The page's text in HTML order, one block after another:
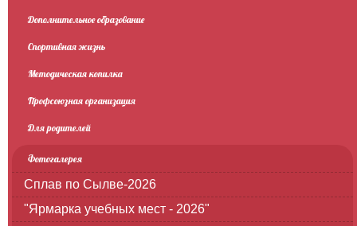
Дополнительное образование
Спортивная жизнь
Методическая копилка
Профсоюзная организация
Для родителей
Фотогалерея
Сплав по Сылве-2026
"Ярмарка учебных мест - 2026"